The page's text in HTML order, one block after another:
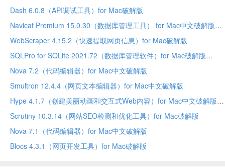
Dash 6.0.8（API调试工具）for Mac破解版
Navicat Premium 15.0.30（数据库管理工具） for Mac中文破解版
WebScraper 4.15.2（快速提取网页信息）for Mac破解版
SQLPro for SQLite 2021.72（数据库管理软件）for Mac破解版
Nova 7.2（代码编辑器）for Mac中文破解版
Smultron 12.4.4（网页文本编辑器）for Mac中文破解版
Hype 4.1.7（创建美丽动画和交互式Web内容）for Mac中文破解版
Scrutiny 10.3.14（网站SEO检测和优化工具）for Mac破解版
Nova 7.1（代码编辑器）for Mac中文破解版
Blocs 4.3.1（网页开发工具）for Mac破解版